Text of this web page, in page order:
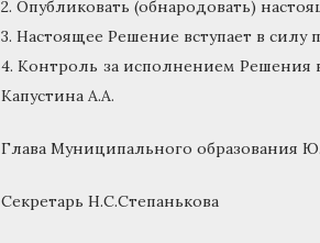
2. Опубликовать (обнародовать)
3. Настоящее Решение вступает в
4. Контроль за исполнением Решения
Капустина А.А.
Глава Муниципального образования
Секретарь Н.С.Степанькова